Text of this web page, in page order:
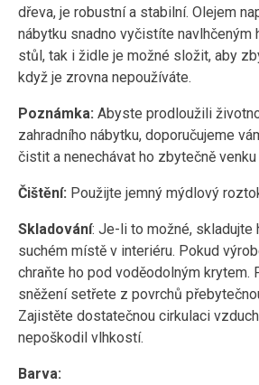
dřeva, je robustní a stabilní. Olejem
nábytku snadno vyčistíte navlhčeným
stůl, tak i židle je možné složit, aby
když je zrovna nepoužíváte.
Poznámka: Abyste prodloužili
zahradního nábytku, doporučujeme
čistit a nenechávat ho zbytečně venku
Čištění: Použijte jemný mýdlový
Skladování: Je-li to možné, skladujte
suchém místě v interiéru. Pokud
chraňte ho pod voděodolným krytem.
sněžení setřete z povrchů
Zajistěte dostatečnou cirkulaci
nepoškodil vlhkostí.
Barva: